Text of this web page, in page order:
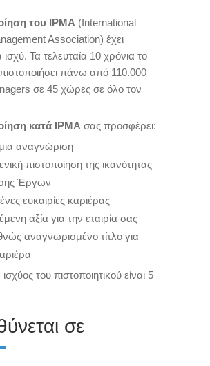
του IPMA (International
Association) έχει
Τα τελευταία 10 χρόνια το
πάνω από 110.000
σε 45 χώρες σε όλο τον
κατά IPMA σας προσφέρει:
αναγνώριση
πιστοποίηση της ικανότητας
Έργων
ευκαιρίες καριέρας
αξία για την εταιρία σας
αναγνωρισμένο τίτλο για
του πιστοποιητικού είναι 5
σε